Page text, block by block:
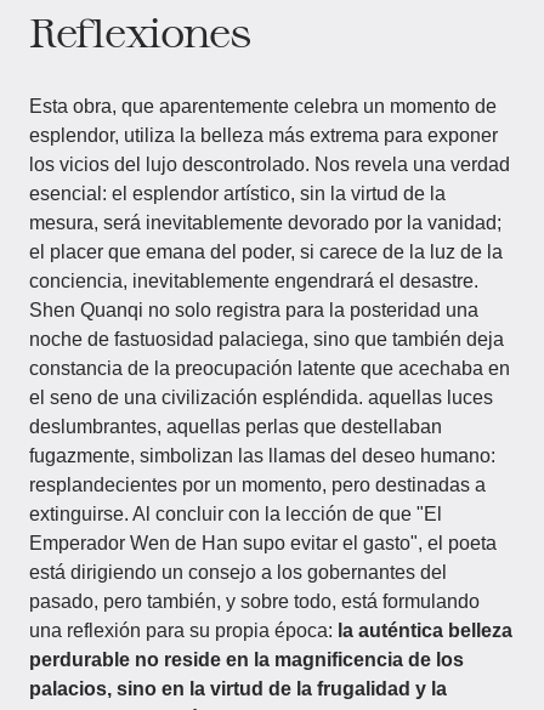
Reflexiones
Esta obra, que aparentemente celebra un momento de
esplendor, utiliza la belleza más extrema para exponer
los vicios del lujo descontrolado. Nos revela una verdad
esencial: el esplendor artístico, sin la virtud de la
mesura, será inevitablemente devorado por la vanidad;
el placer que emana del poder, si carece de la luz de la
conciencia, inevitablemente engendrará el desastre.
Shen Quanqi no solo registra para la posteridad una
noche de fastuosidad palaciega, sino que también deja
constancia de la preocupación latente que acechaba en
el seno de una civilización espléndida. aquellas luces
deslumbrantes, aquellas perlas que destellaban
fugazmente, simbolizan las llamas del deseo humano:
resplandecientes por un momento, pero destinadas a
extinguirse. Al concluir con la lección de que "El
Emperador Wen de Han supo evitar el gasto", el poeta
está dirigiendo un consejo a los gobernantes del
pasado, pero también, y sobre todo, está formulando
una reflexión para su propia época: la auténtica belleza
perdurable no reside en la magnificencia de los
palacios, sino en la virtud de la frugalidad y la